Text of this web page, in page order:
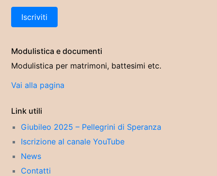
Modulistica e documenti
Modulistica per matrimoni, battesimi etc.
Vai alla pagina
Link utili
Giubileo 2025 – Pellegrini di Speranza
Iscrizione al canale YouTube
News
Contatti